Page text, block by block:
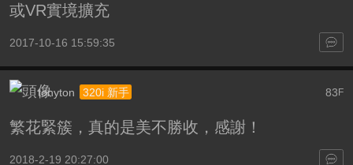
或VR實境擴充
2017-10-16 15:59:35
83 F
tonyton 320i 新手
繁花緊簇，真的是美不勝收，感謝！
2018-2-19 20:27:00